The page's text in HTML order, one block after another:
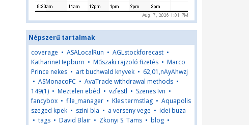
Népszerű tartalmak
coverage • ASALocalRun • AGLstockforecast •
KatharineHepburn • Műszaki rajzoló fizetés • Marco
Prince nekes • art buchwald knyvek • 62,01,nAyAhwzj
• ASMonacoFC • AvaTrade withdrawal methods •
149(1) • Meztelen ebéd • vzfestl • Szenes Ivn •
fancybox • file_manager • Kles termstlag • Aquapolis
szeged kpek • szini bla • a verseny vege • idei buza
• tags • David Blair • Zkonyi S. Tams • blog •